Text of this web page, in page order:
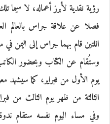
رؤية نقدية لأبرز أعماله، لا سيما
فصلا عن علاقة جراس بالعالم
اللتين قام بهما جراس إلى اليمن في
وستُقام عن الكتاب وبحضور
يوم الأول من فبراير، كما
وفي مساء اليوم نفسه ستقام